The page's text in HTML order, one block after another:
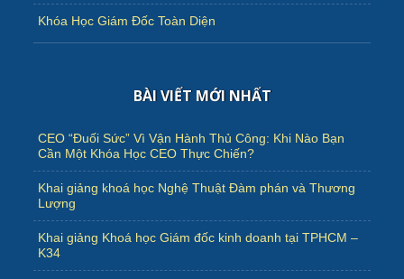
Khóa Học Giám Đốc Toàn Diện
BÀI VIẾT MỚI NHẤT
CEO “Đuối Sức” Vì Vận Hành Thủ Công: Khi Nào Bạn
Cần Một Khóa Học CEO Thực Chiến?
Khai giảng khoá học Nghệ Thuật Đàm phán và Thương
Lượng
Khai giảng Khoá học Giám đốc kinh doanh tại TPHCM –
K34